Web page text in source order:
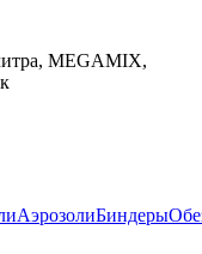
MEGAMIX,
АэрозолиБиндеры